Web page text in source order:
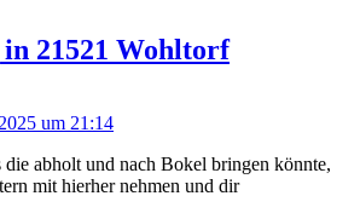
21521 Wohltorf
um 21:14
abholt und nach Bokel bringen könnte,
mit hierher nehmen und dir